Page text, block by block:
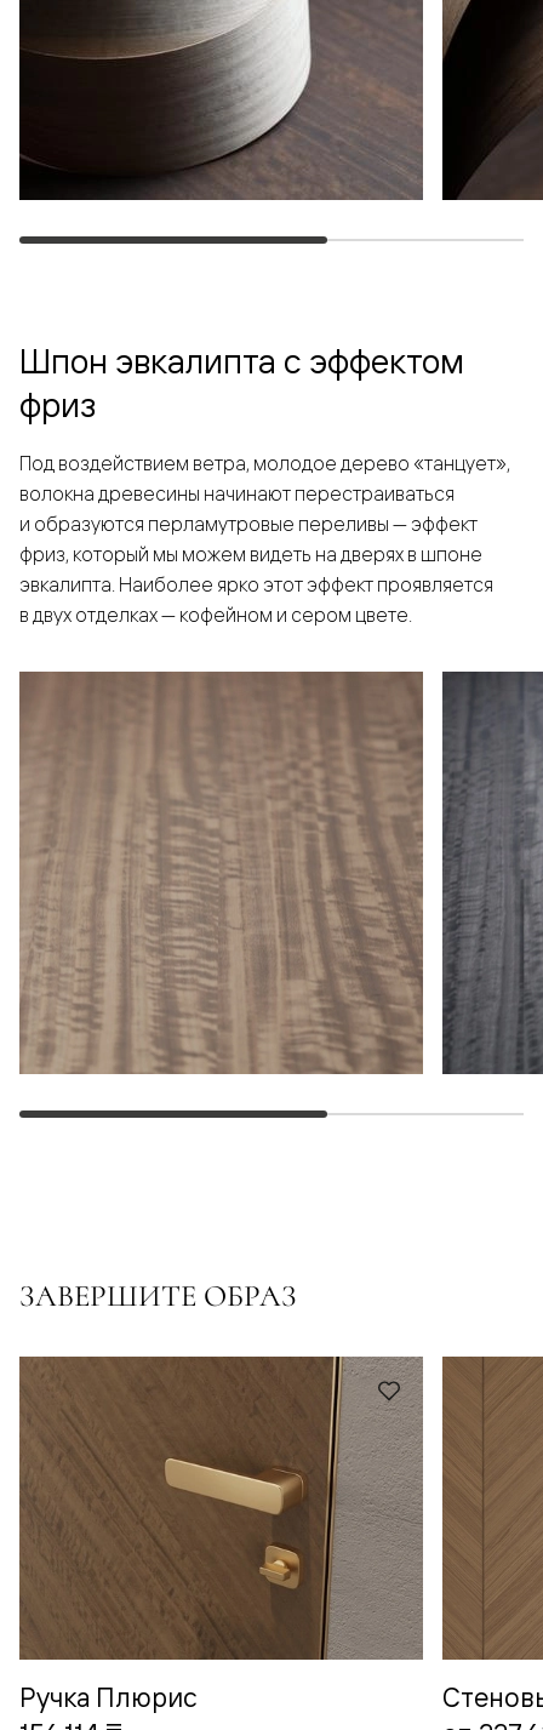
Шпон эвкалипта с эффектом
фриз
Под воздействием ветра, молодое дерево «танцует»,
волокна древесины начинают перестраиваться
и образуются перламутровые переливы — эффект
фриз, который мы можем видеть на дверях в шпоне
эвкалипта. Наиболее ярко этот эффект проявляется
в двух отделках — кофейном и сером цвете.
ЗАВЕРШИТЕ ОБРАЗ
Ручка Плюрис